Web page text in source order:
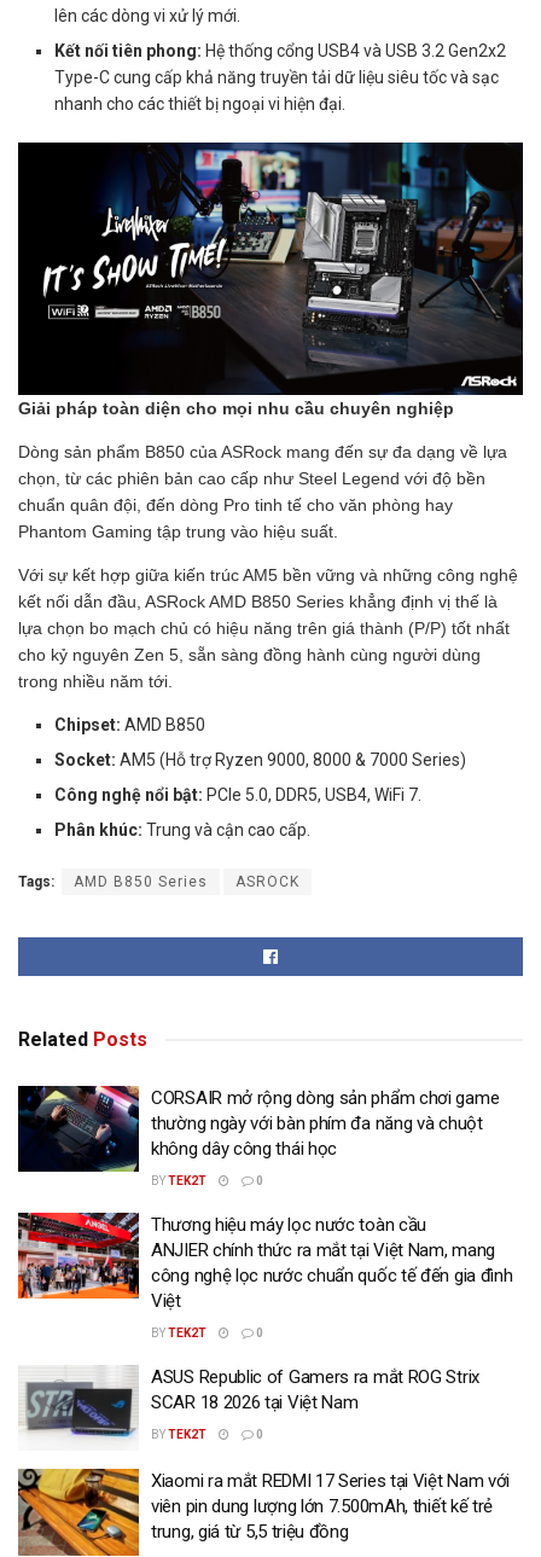
lên các dòng vi xử lý mới.
Kết nối tiên phong: Hệ thống cổng USB4 và USB 3.2 Gen2x2
Type-C cung cấp khả năng truyền tải dữ liệu siêu tốc và sạc
nhanh cho các thiết bị ngoại vi hiện đại.
Giải pháp toàn diện cho mọi nhu cầu chuyên nghiệp
Dòng sản phẩm B850 của ASRock mang đến sự đa dạng về lựa
chọn, từ các phiên bản cao cấp như Steel Legend với độ bền
chuẩn quân đội, đến dòng Pro tinh tế cho văn phòng hay
Phantom Gaming tập trung vào hiệu suất.
Với sự kết hợp giữa kiến trúc AM5 bền vững và những công nghệ
kết nối dẫn đầu, ASRock AMD B850 Series khẳng định vị thế là
lựa chọn bo mạch chủ có hiệu năng trên giá thành (P/P) tốt nhất
cho kỷ nguyên Zen 5, sẵn sàng đồng hành cùng người dùng
trong nhiều năm tới.
Chipset: AMD B850
Socket: AM5 (Hỗ trợ Ryzen 9000, 8000 & 7000 Series)
Công nghệ nổi bật: PCIe 5.0, DDR5, USB4, WiFi 7.
Phân khúc: Trung và cận cao cấp.
Tags: AMD B850 Series ASROCK
Related Posts
CORSAIR mở rộng dòng sản phẩm chơi game
thường ngày với bàn phím đa năng và chuột
không dây công thái học
BYTEK2T 0
Thương hiệu máy lọc nước toàn cầu
ANJIER chính thức ra mắt tại Việt Nam, mang
công nghệ lọc nước chuẩn quốc tế đến gia đình
Việt
BYTEK2T 0
ASUS Republic of Gamers ra mắt ROG Strix
SCAR 18 2026 tại Việt Nam
BYTEK2T 0
Xiaomi ra mắt REDMI 17 Series tại Việt Nam với
viên pin dung lượng lớn 7.500mAh, thiết kế trẻ
trung, giá từ 5,5 triệu đồng